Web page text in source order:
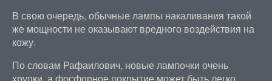
В свою очередь, обычные лампы накаливания такой
же мощности не оказывают вредного воздействия на
кожу.
По словам Рафаилович, новые лампочки очень